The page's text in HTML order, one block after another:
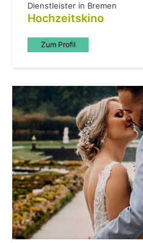
Dienstleister in Bremen
Hochzeitskino
Zum Profil